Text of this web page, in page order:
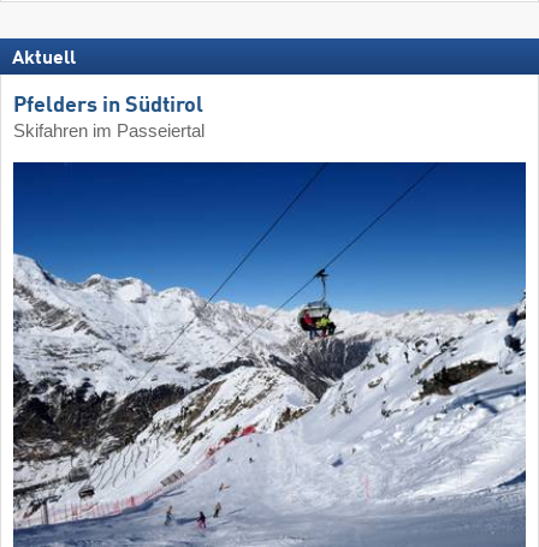
Aktuell
Pfelders in Südtirol
Skifahren im Passeiertal